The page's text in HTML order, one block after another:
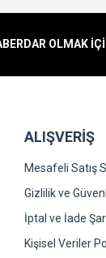
OLMAK
ALIŞVERİŞ
Mesafeli Satış
Gizlilik ve
İptal ve İade
Kişisel Veriler